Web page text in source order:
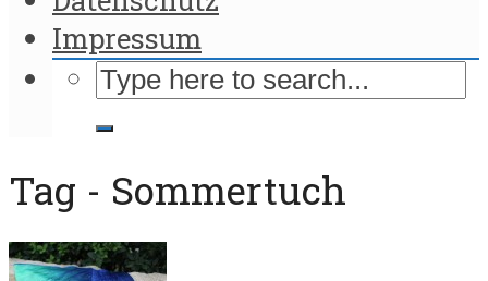
Impressum
Tag - Sommertuch